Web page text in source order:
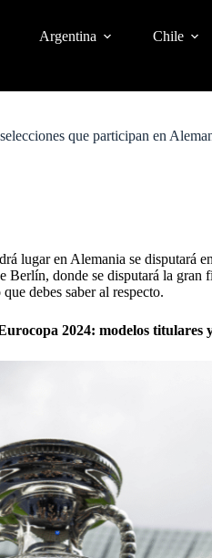
Argentina Chile
que participan en
lugar en Alemania se disputará
donde se disputará la gran
debes saber al respecto.
2024: modelos titulares